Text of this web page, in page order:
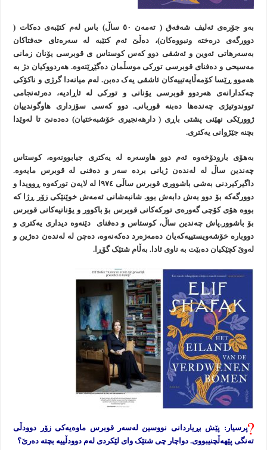
بەو جۆرەی ئەلیف شەفەق ( تەمەن ٥٠ ساڵ) باس لەم کتێبەی دەکات (
دوورگەی درەختە ونبووەکان)، دەڵێ ئەم کتێبە لە سەرەتای حەفتاکان
بەسەرهاتی ئەوین و ئەشقی دوو کەس کوستاس ی قوبرسی یۆنان زمانی
مەسیحی و دەفنای قوبرسی تورکی موسڵمان دەگێڕێتەوە. هەردووکیان دژ بە
هەموو ڕێسا کۆمەڵایەتییەکان ئاشقی یەک دەبن. لەم میانەدا گرژی و ناکۆکی
چەکدارانەی هەردوو قوبرسی یۆنانی و تورکی لە ئاڕادیە، دەرئەنجامی
تووندوتیژی چەندەها دەبنە قوربانی. دوو کەسی سۆزداری هاوگوندییان
ژوورێکی نهێنی پشتی باڕی ( دارهەنجیری خۆشبەختیان) دەدەنێ تا لەوێدا
بچنە جێژوانی یەکتری.
بەهۆی بارودۆخەوە ئەم دوو هاوسەرە لە یەکتری جیابوونەوە، کوستاس
چەندین ساڵ لە لەندەن ژیانی بردە سەر و دەفنی لە قوبرس مایەوە.
داگیرکیردنی بەشی باشووری قوبرس ساڵی ٩٧٤ا لە لایەن تورکەوە ڕوویدا و
دوورگەکە بۆ دوو بەش دابەش بوو. شانبەشانی ئەمەش خوێنێکی زۆر ڕژا کە
بووە هۆی کۆچی گەورەی تورکەکانی قوبرس بۆ باکوور و یۆنانیەکانی قوبرس
بۆ باشوور.پاش چەندین ساڵ، کوستاس و دەفنای دێنەوە دیداری یەکتری و
دووبارە خۆشەویستییەکەیان دەمەزەرد دەکەنەوە، دەچن لە لەندەن دەژین و
لەوێ کچێکیان دەبێت بە ناوی ئادا. بەڵام شتێک گۆڕا.
پرسیار: پێش بڕیاردانی نووسین لەسەر قوبرس ماوەیەکی زۆر دوودڵی
تەنگی پێهەڵچنیبووی. دواچار چی شتێک وای لێکردی لەم دوودڵییە بچتە دەرێ؟